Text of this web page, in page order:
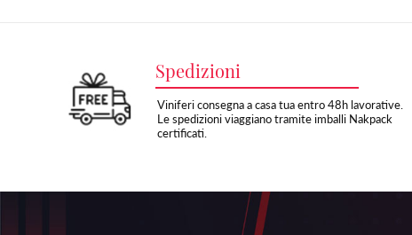
Spedizioni
Viniferi consegna a casa tua entro 48h lavorative.
Le spedizioni viaggiano tramite imballi Nakpack
certificati.